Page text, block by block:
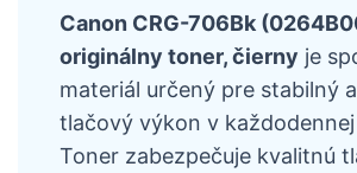
Canon CRG-706Bk
originálny toner, čierny je
materiál určený pre stabilný
tlačový výkon v
Toner zabezpečuje kvalitnú